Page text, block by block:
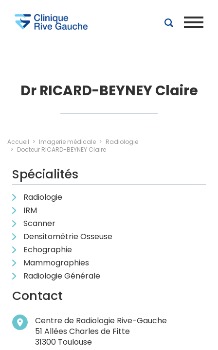
Dr RICARD-BEYNEY Claire
Accueil Imagerie médicale
Radiologie
Docteur RICARD-BEYNEY Claire
Spécialités
Radiologie
IRM
Scanner
Densitométrie Osseuse
Echographie
Mammographies
Radiologie Générale
Contact
Centre de Radiologie Rive-Gauche
51 Allées Charles de Fitte
31300 Toulouse